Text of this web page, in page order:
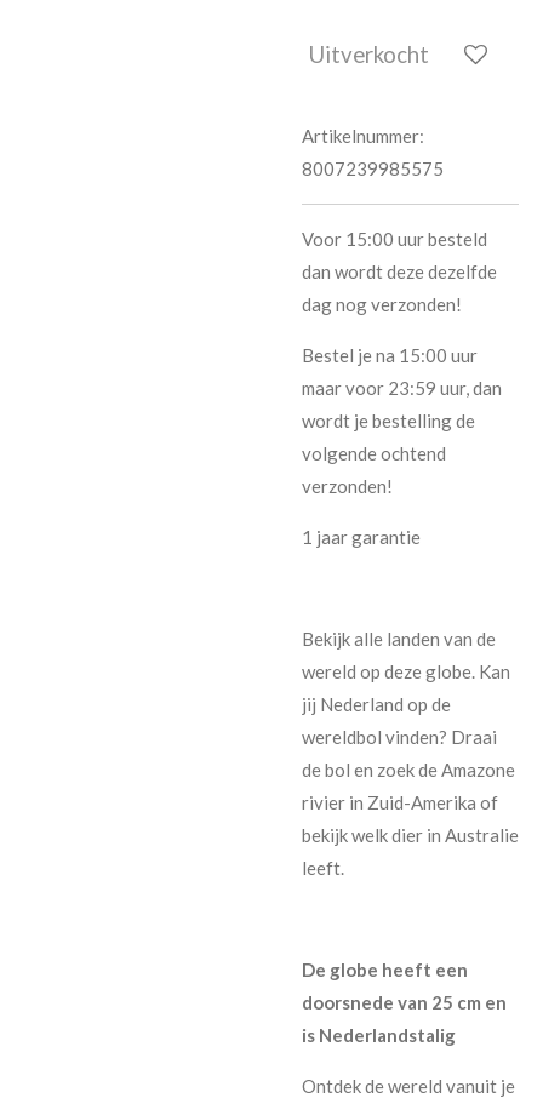
Uitverkocht
Artikelnummer:
8007239985575
Voor 15:00 uur besteld
dan wordt deze dezelfde
dag nog verzonden!
Bestel je na 15:00 uur
maar voor 23:59 uur, dan
wordt je bestelling de
volgende ochtend
verzonden!
1 jaar garantie
Bekijk alle landen van de
wereld op deze globe. Kan
jij Nederland op de
wereldbol vinden? Draai
de bol en zoek de Amazone
rivier in Zuid-Amerika of
bekijk welk dier in Australie
leeft.
De globe heeft een
doorsnede van 25 cm en
is Nederlandstalig
Ontdek de wereld vanuit je